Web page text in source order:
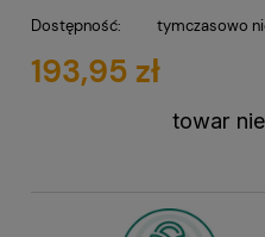
Dostępność: tymczasowo
193,95 zł
towar